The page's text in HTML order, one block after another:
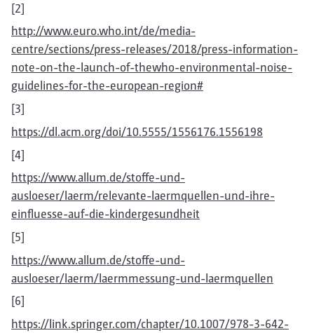
[2]
http://www.euro.who.int/de/media-
centre/sections/press-releases/2018/press-information-
note-on-the-launch-of-thewho-environmental-noise-
guidelines-for-the-european-region#
[3]
https://dl.acm.org/doi/10.5555/1556176.1556198
[4]
https://www.allum.de/stoffe-und-
ausloeser/laerm/relevante-laermquellen-und-ihre-
einfluesse-auf-die-kindergesundheit
[5]
https://www.allum.de/stoffe-und-
ausloeser/laerm/laermmessung-und-laermquellen
[6]
https://link.springer.com/chapter/10.1007/978-3-642-